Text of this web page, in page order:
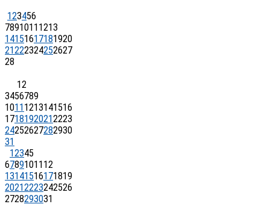
123456
7891011 1213
14151617181920
21222324252627
28
12
3456789
1011 1213141516
17181920212223
24252627282930
31
12345
67891011 12
13141516171819
20212223242526
2728293031